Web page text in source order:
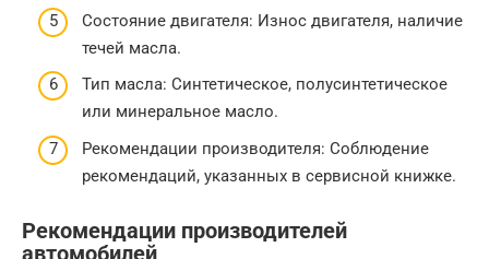
Состояние двигателя: Износ двигателя, наличие
течей масла.
Тип масла: Синтетическое, полусинтетическое
или минеральное масло.
Рекомендации производителя: Соблюдение
рекомендаций, указанных в сервисной книжке.
Рекомендации производителей
автомобилей